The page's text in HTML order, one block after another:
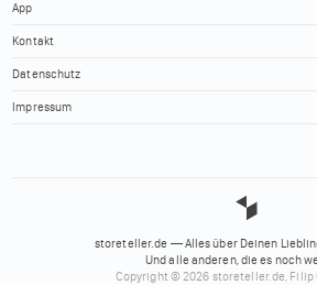
App
Kontakt
Datenschutz
Impressum
storeteller.de — Alles über Deinen
Und alle anderen, die es noch
Copyright © 2026 storeteller.de, Filip